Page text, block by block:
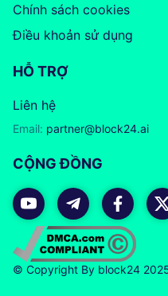
Chính sách cookies
Điều khoản sử dụng
HỖ TRỢ
Liên hệ
Email: partner@block24.ai
CỘNG ĐỒNG
© Copyright By block24